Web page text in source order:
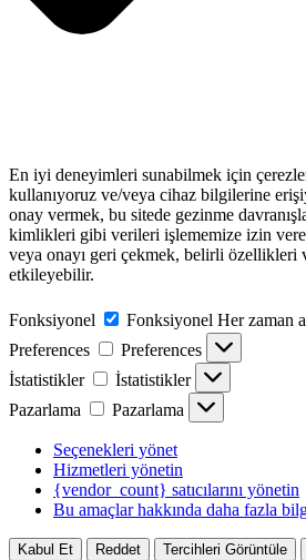
En iyi deneyimleri sunabilmek için
kullanıyoruz ve/veya cihaz bilgilerine
onay vermek, bu sitede gezinme
kimlikleri gibi verileri işlememize izin
veya onayı geri çekmek, belirli özellikleri
etkileyebilir.
Fonksiyonel Fonksiyonel Her zaman
Preferences
Preferences
İstatistikler
İstatistikler
Pazarlama
Pazarlama
Seçenekleri yönet
Hizmetleri yönetin
{vendor_count} satıcılarını yönetin
Bu amaçlar hakkında daha fazla
Kabul Et Reddet Tercihleri Görüntüle